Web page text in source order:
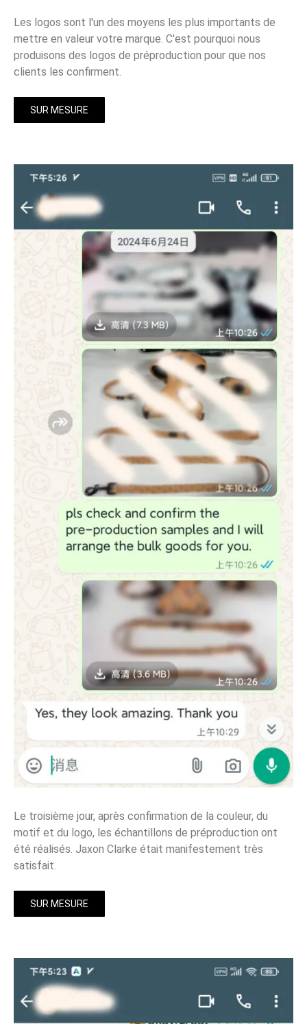
Les logos sont l'un des moyens les plus importants de
mettre en valeur votre marque. C'est pourquoi nous
produisons des logos de préproduction pour que nos
clients les confirment.
SUR MESURE
Le troisième jour, après confirmation de la couleur, du
motif et du logo, les échantillons de préproduction ont
été réalisés. Jaxon Clarke était manifestement très
satisfait.
SUR MESURE